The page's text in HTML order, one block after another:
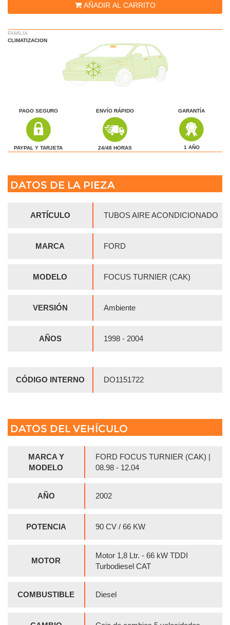
AÑADIR AL CARRITO
FAMILIA
CLIMATIZACION
PAGO SEGURO
PAYPAL Y TARJETA
ENVÍO RÁPIDO
24/48 HORAS
GARANTÍA
1 AÑO
DATOS DE LA PIEZA
ARTÍCULO TUBOS AIRE ACONDICIONADO
MARCA FORD
MODELO FOCUS TURNIER (CAK)
VERSIÓN Ambiente
AÑOS 1998 - 2004
CÓDIGO INTERNO DO1151722
DATOS DEL VEHÍCULO
MARCA Y
MODELO
FORD FOCUS TURNIER (CAK) |
08.98 - 12.04
AÑO 2002
POTENCIA 90 CV / 66 KW
MOTOR
Motor 1,8 Ltr. - 66 kW TDDI
Turbodiesel CAT
COMBUSTIBLE Diesel